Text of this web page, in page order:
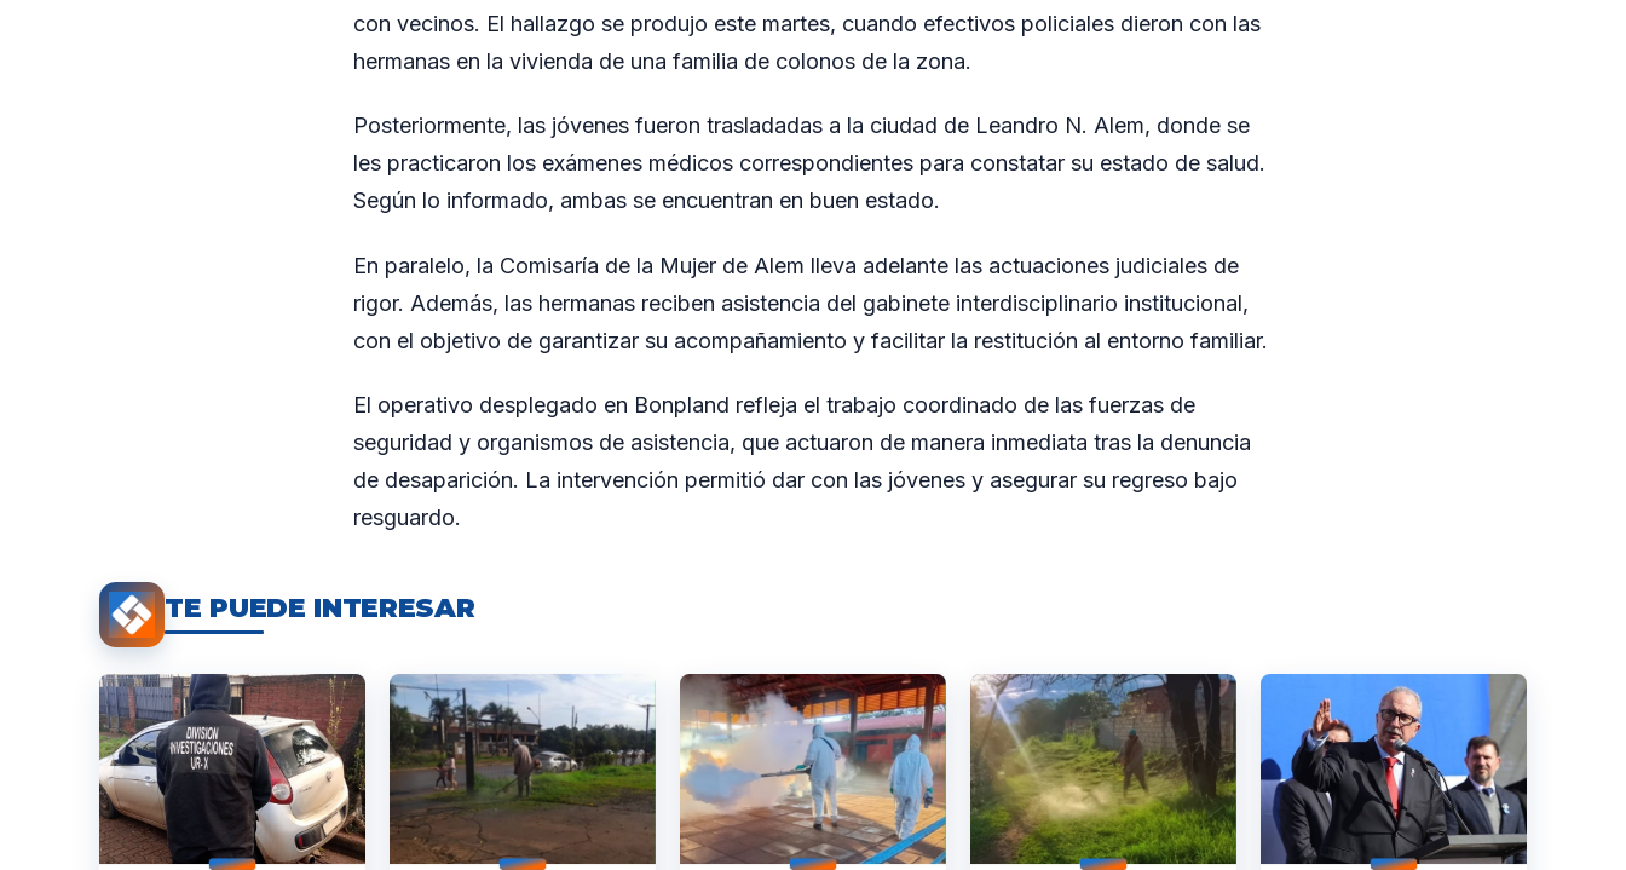
con vecinos. El hallazgo se produjo este martes, cuando efectivos policiales dieron con las
hermanas en la vivienda de una familia de colonos de la zona.
Posteriormente, las jóvenes fueron trasladadas a la ciudad de Leandro N. Alem, donde se
les practicaron los exámenes médicos correspondientes para constatar su estado de salud.
Según lo informado, ambas se encuentran en buen estado.
En paralelo, la Comisaría de la Mujer de Alem lleva adelante las actuaciones judiciales de
rigor. Además, las hermanas reciben asistencia del gabinete interdisciplinario institucional,
con el objetivo de garantizar su acompañamiento y facilitar la restitución al entorno familiar.
El operativo desplegado en Bonpland refleja el trabajo coordinado de las fuerzas de
seguridad y organismos de asistencia, que actuaron de manera inmediata tras la denuncia
de desaparición. La intervención permitió dar con las jóvenes y asegurar su regreso bajo
resguardo.
TE PUEDE INTERESAR